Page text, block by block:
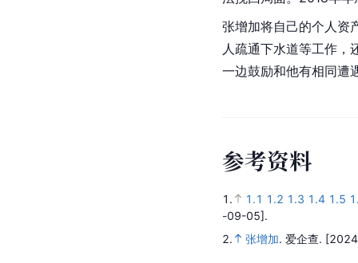
张增加将自己的个人资
人疏通下水道等工作，
一边鼓励和他有相同遭
参考资料
1. 1.1 1.2 1.3 1.4 1.5
-09-05].
2.
张增加. 爱企查.